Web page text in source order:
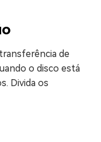
de
o disco está
Divida os